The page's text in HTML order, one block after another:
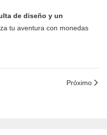
de diseño y un
tu aventura con monedas
Próximo